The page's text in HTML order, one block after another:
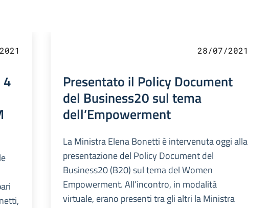
28/07/2021
Presentato il Policy Document
del Business20 sul tema
dell’Empowerment
La Ministra Elena Bonetti è intervenuta oggi alla
presentazione del Policy Document del
Business20 (B20) sul tema del Women
Empowerment. All’incontro, in modalità
virtuale, erano presenti tra gli altri la Ministra